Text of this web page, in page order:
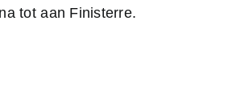
tot aan Finisterre.